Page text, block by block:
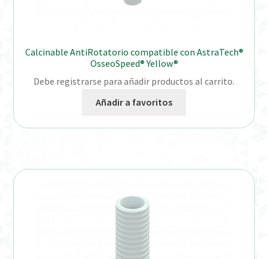
Calcinable AntiRotatorio compatible con AstraTech®
OsseoSpeed® Yellow®
Debe registrarse para añadir productos al carrito.
Añadir a favoritos